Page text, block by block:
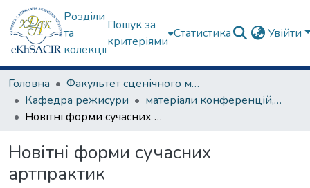
Розділи
та
колекції
Пошук за
критеріями
Статистика Увійти
Головна
Факультет сценічного мистецтва
Кафедра режисури
матеріали конференцій, семінарів, круглих столів та ін.
Новітні форми сучасних артпрактик
Новітні форми сучасних
артпрактик